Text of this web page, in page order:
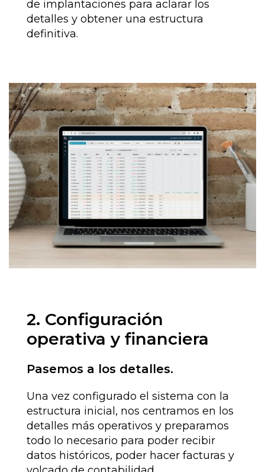
de implantaciones para aclarar los
detalles y obtener una estructura
definitiva.
2. Configuración
operativa y financiera
Pasemos a los detalles.
Una vez configurado el sistema con la
estructura inicial, nos centramos en los
detalles más operativos y preparamos
todo lo necesario para poder recibir
datos históricos, poder hacer facturas y